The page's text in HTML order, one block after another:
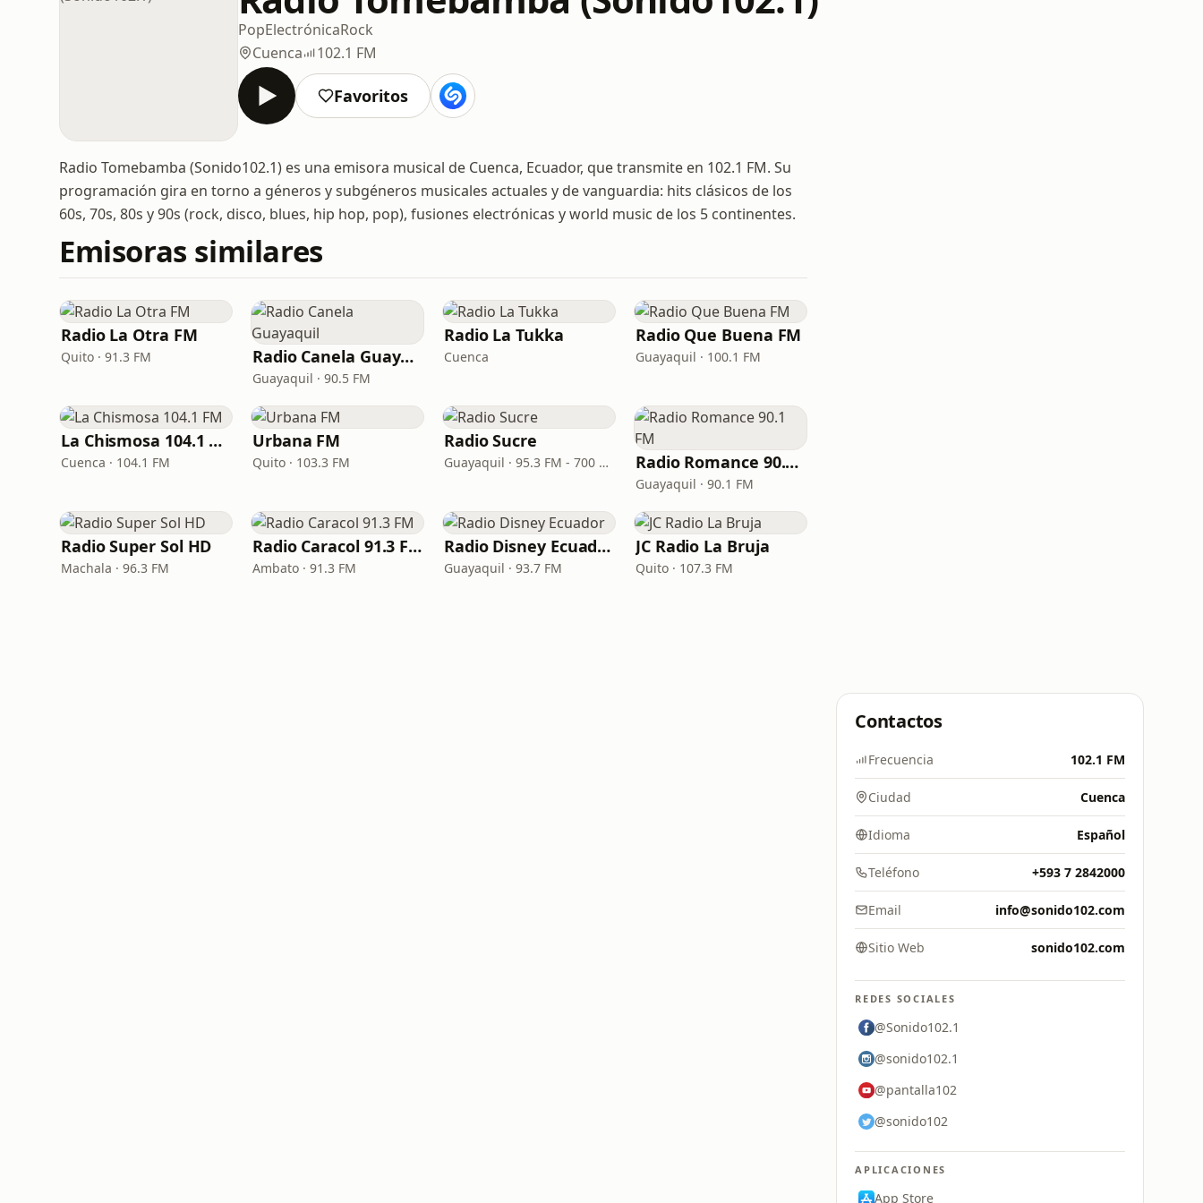
PopElectrónicaRock
Cuenca
102.1 FM
Favoritos
Radio Tomebamba (Sonido102.1) es una emisora musical de Cuenca, Ecuador, que transmite en 102.1 FM. Su
programación gira en torno a géneros y subgéneros musicales actuales y de vanguardia: hits clásicos de los
60s, 70s, 80s y 90s (rock, disco, blues, hip hop, pop), fusiones electrónicas y world music de los 5 continentes.
Emisoras similares
Radio La Otra FM
Quito · 91.3 FM Radio Canela Guayaquil
Guayaquil · 90.5 FM
Radio La Tukka
Cuenca
Radio Que Buena FM
Guayaquil · 100.1 FM
La Chismosa 104.1 FM
Cuenca · 104.1 FM
Urbana FM
Quito · 103.3 FM
Radio Sucre
Guayaquil · 95.3 FM - 700 AM Radio Romance 90.1 FM
Guayaquil · 90.1 FM
Radio Super Sol HD
Machala · 96.3 FM
Radio Caracol 91.3 FM
Ambato · 91.3 FM
Radio Disney Ecuador
Guayaquil · 93.7 FM
JC Radio La Bruja
Quito · 107.3 FM
Contactos
Frecuencia 102.1 FM
Ciudad Cuenca
Idioma Español
Teléfono +593 7 2842000
Email info@sonido102.com
Sitio Web sonido102.com
REDES SOCIALES
@Sonido102.1
@sonido102.1
@pantalla102
@sonido102
APLICACIONES
App Store